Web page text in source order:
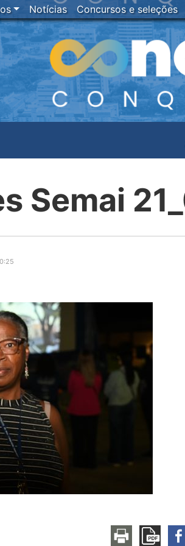
Notícias Concursos e seleções
Semai